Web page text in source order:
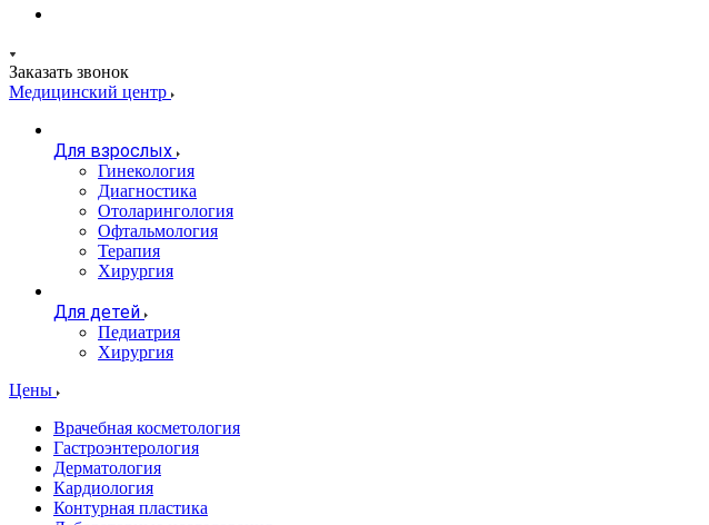
Заказать звонок
Медицинский центр
Для взрослых
Гинекология
Диагностика
Отоларингология
Офтальмология
Терапия
Хирургия
Для детей
Педиатрия
Хирургия
Цены
Врачебная косметология
Гастроэнтерология
Дерматология
Кардиология
Контурная пластика